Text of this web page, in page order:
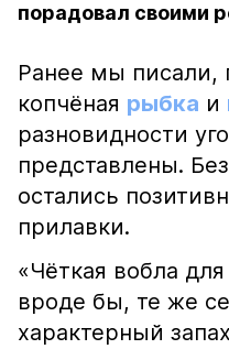
порадовал своими
Ранее мы писали,
копчёная рыбка и
разновидности
представлены.
остались
прилавки.
«Чёткая вобла
вроде бы, те же
характерный